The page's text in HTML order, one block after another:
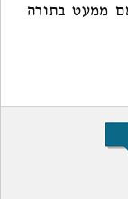
ממעט בתורה